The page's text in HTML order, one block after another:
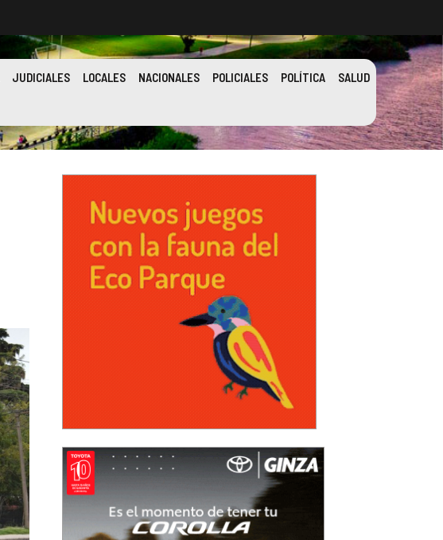
JUDICIALES LOCALES NACIONALES POLICIALES POLÍTICA SALUD